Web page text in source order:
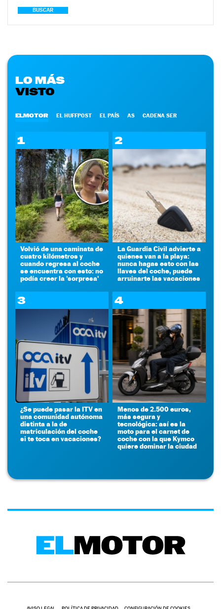
BUSCAR
LO MÁS
VISTO
ELMOTOR EL HUFFPOST EL PAÍS AS CADENA SER
1
Volvió de una caminata de
cuatro kilómetros y
cuando regresa al coche
se encuentra con esto: no
podía creer la 'sorpresa'
2
La Guardia Civil advierte a
quienes van a la playa:
nunca hagas esto con las
llaves del coche, puede
arruinarte las vacaciones
3
¿Se puede pasar la ITV en
una comunidad autónoma
distinta a la de
matriculación del coche
si te toca en vacaciones?
4
Menos de 2.500 euros,
más segura y
tecnológica: así es la
moto para el carnet de
coche con la que Kymco
quiere dominar la ciudad